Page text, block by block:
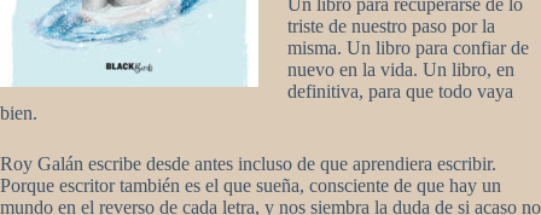
Un libro para recuperarse de lo
triste de nuestro paso por la
misma. Un libro para confiar de
nuevo en la vida. Un libro, en
definitiva, para que todo vaya
bien.
Roy Galán escribe desde antes incluso de que aprendiera escribir.
Porque escritor también es el que sueña, consciente de que hay un
mundo en el reverso de cada letra, y nos siembra la duda de si acaso no